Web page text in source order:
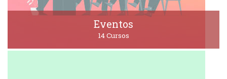
Eventos
14 Cursos